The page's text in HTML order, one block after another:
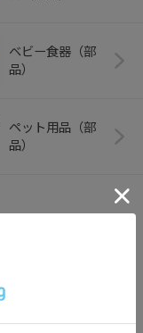
ベビー食器（部
品）
ペット用品（部
品）